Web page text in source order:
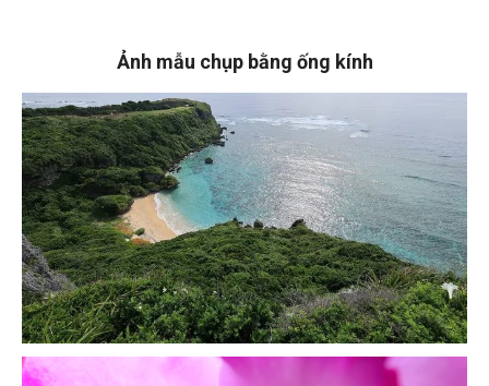
Ảnh mẫu chụp bằng ống kính